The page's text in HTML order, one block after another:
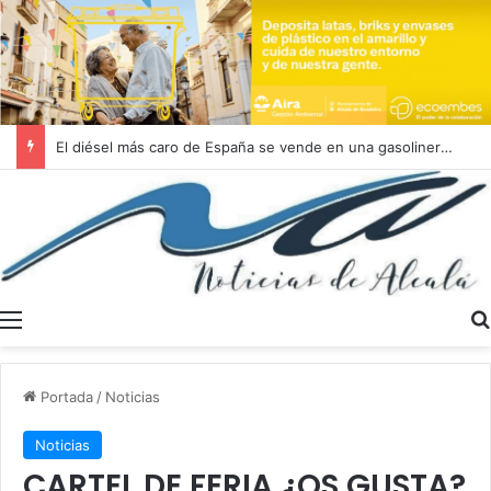
La Aemet sube hoy jueves 6 de agosto el aviso amarillo en la Campiña sevillana con temperaturas que llegarán hasta los 39 grados en las horas centrales del día
Portada / Noticias
Noticias